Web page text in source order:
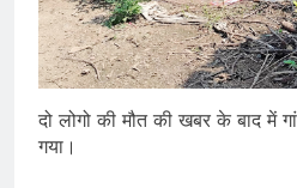
दो लोगो की मौत की खबर के बाद में
गया।